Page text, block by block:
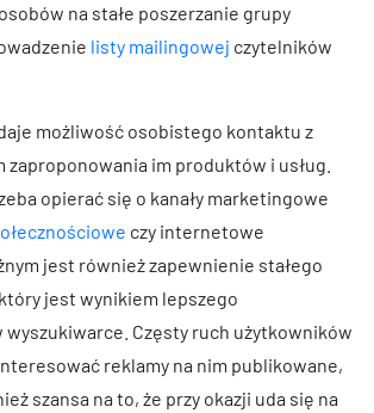
na stałe poszerzanie grupy
listy mailingowej czytelników
możliwość osobistego kontaktu z
zaproponowania im produktów i usług.
opierać się o kanały marketingowe
czy internetowe
jest również zapewnienie stałego
jest wynikiem lepszego
wyszukiwarce. Częsty ruch użytkowników
reklamy na nim publikowane,
szansa na to, że przy okazji uda się na